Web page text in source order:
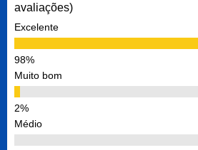
avaliações)
Excelente
Muito bom
Médio